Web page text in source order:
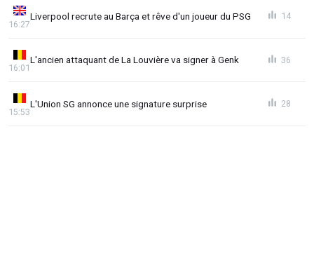
Liverpool recrute au Barça et rêve d'un joueur du PSG
16:27
14
L'ancien attaquant de La Louvière va signer à Genk
16:01
36
L'Union SG annonce une signature surprise
15:53
28